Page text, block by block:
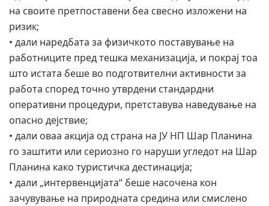
на своите претпоставени беа свесно изложени на
ризик;
• дали наредбата за физичкото поставување на
работниците пред тешка механизација, и покрај тоа
што истата беше во подготвителни активности за
работа според точно утврдени стандардни
оперативни процедури, претставува наведување на
опасно дејствие;
• дали оваа акција од страна на ЈУ НП Шар Планина
го заштити или сериозно го наруши угледот на Шар
Планина како туристичка дестинација;
• дали „интервенцијата“ беше насочена кон
зачувување на природната средина или смислено